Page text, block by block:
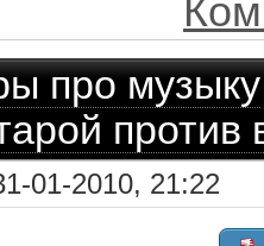
про музыку
против
01-2010, 21:22